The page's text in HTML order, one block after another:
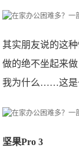
其实朋友说的这
做的绝不坐起来
我为什么……这是
坚果Pro 3